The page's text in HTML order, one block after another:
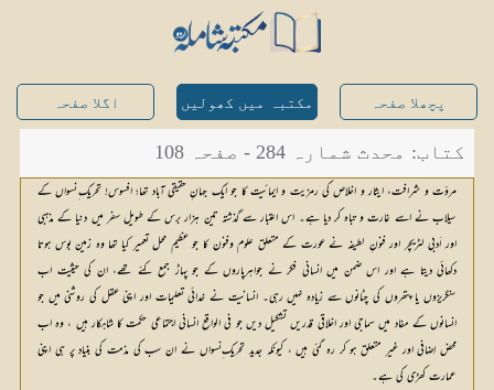
پچھلا صفحہ مکتبہ میں کھولیں اگلا صفحہ
کتاب: محدث شمارہ 284 - صفحہ 108
مروّت و شرافت، ایثار و اخلاص کی رمزیت و ایمائیت کا جو ایک جہانِ حقیقی آباد تھا؛ افسوس! تحریک ِنسواں کے
سیلاب نے اسے غارت و تباہ کر دیا ہے۔ اس اعتبار سے گذشتہ تین ہزار برس کے طویل سفر میں دنیا کے مذہبی
اور اَدبی لٹریچر اور فنونِ لطیفہ نے عورت کے متعلق علوم وفنون کا جو عظیم محل تعمیر کیا تھا وہ زمین بوس ہوتا
دکھائی دیتا ہے اور اس ضمن میں انسانی فکر نے جواہرپاروں کے جو پہاڑ جمع کئے تھے، ان کی حیثیت اب
سنگریزوں یا پتھروں کی چٹانوں سے زیادہ نہیں رہی۔ انسانیت نے خدائی تعلیمات اور اپنی عقل کی روشنی میں جو
انسانوں کے مفاد میں سماجی اور اخلاقی قدریں تشکیل دیں جو فی الواقع انسانی اجتماعی حکمت کا شاہکار ہیں ، وہ اب
محض اِضافی اور غیر متعلق ہو کر رہ گئی ہیں ، کیونکہ جدید تحریک ِنسواں نے ان سب کی مذمت کی بنیاد پر ہی اپنی
عمارت کھڑی کی ہے۔